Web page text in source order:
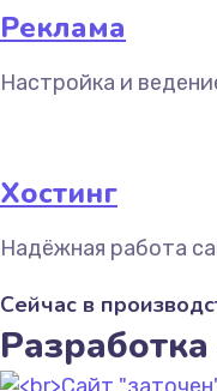
Реклама
Настройка и
Хостинг
Надёжная работа
Сейчас в